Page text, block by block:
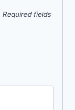
Required fields